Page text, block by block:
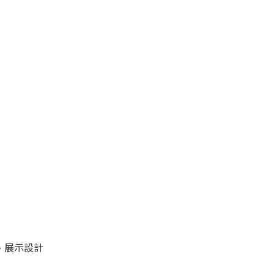
展示設計